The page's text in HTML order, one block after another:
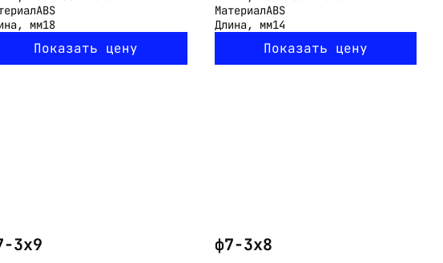
ABS
мм18
Показать цену
МатериалABS
Длина, мм14
Показать цену
3x9 ф7-3x8